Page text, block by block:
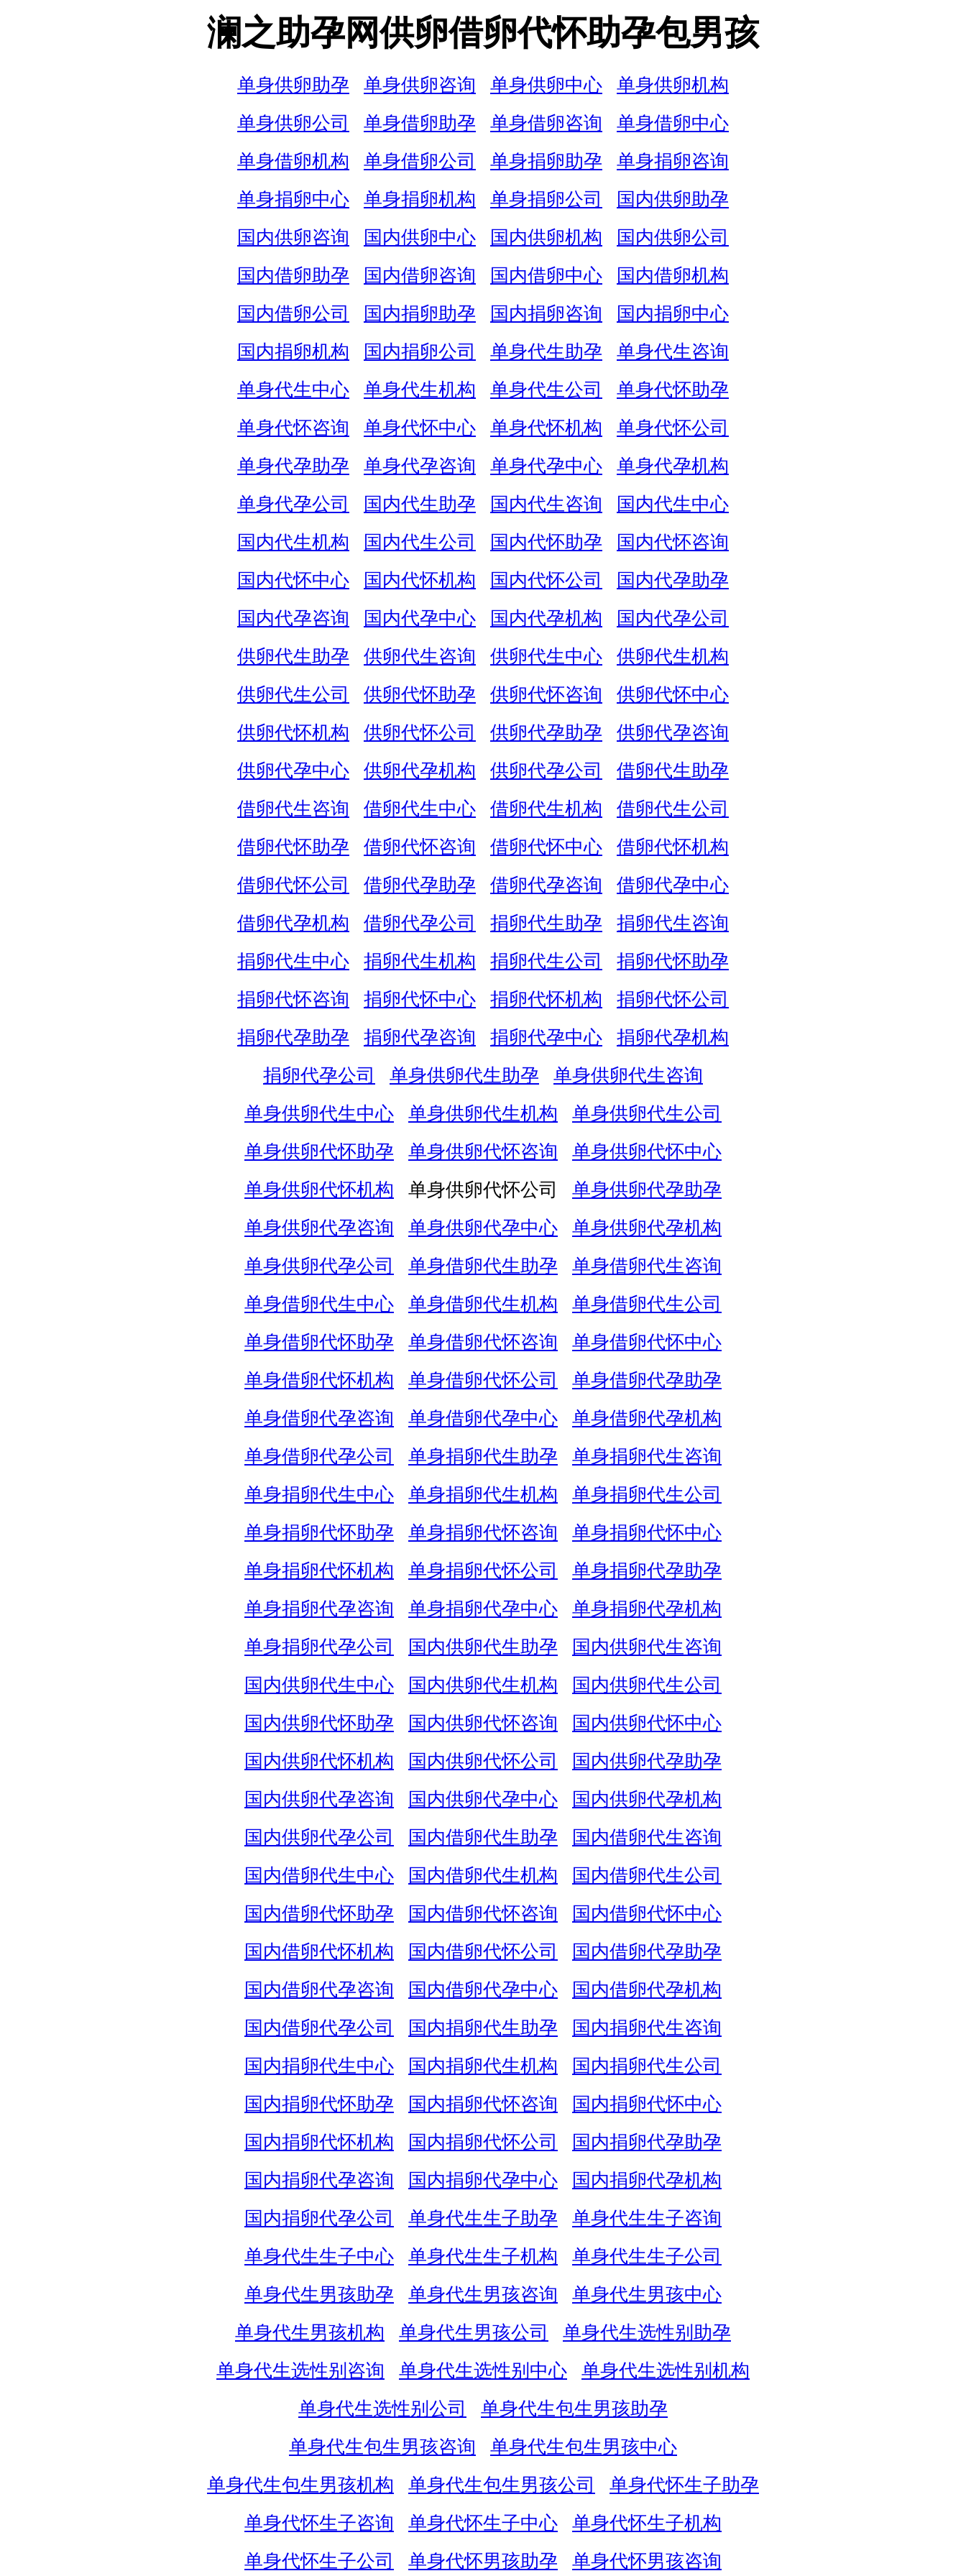
澜之助孕网供卵借卵代怀助孕包男孩
单身供卵助孕 单身供卵咨询 单身供卵中心
单身供卵机构
单身供卵公司
单身借卵助孕 单身借卵咨询
单身借卵中心
单身借卵机构
单身借卵公司 单身捐卵助孕
单身捐卵咨询
单身捐卵中心
单身捐卵机构 单身捐卵公司
国内供卵助孕
国内供卵咨询
国内供卵中心 国内供卵机构
国内供卵公司
国内借卵助孕
国内借卵咨询 国内借卵中心
国内借卵机构
国内借卵公司
国内捐卵助孕 国内捐卵咨询
国内捐卵中心
国内捐卵机构
国内捐卵公司 单身代生助孕
单身代生咨询
单身代生中心
单身代生机构 单身代生公司
单身代怀助孕
单身代怀咨询
单身代怀中心 单身代怀机构
单身代怀公司
单身代孕助孕
单身代孕咨询 单身代孕中心
单身代孕机构
单身代孕公司
国内代生助孕 国内代生咨询
国内代生中心
国内代生机构
国内代生公司 国内代怀助孕
国内代怀咨询
国内代怀中心
国内代怀机构 国内代怀公司
国内代孕助孕
国内代孕咨询
国内代孕中心 国内代孕机构
国内代孕公司
供卵代生助孕
供卵代生咨询 供卵代生中心
供卵代生机构
供卵代生公司
供卵代怀助孕 供卵代怀咨询
供卵代怀中心
供卵代怀机构
供卵代怀公司 供卵代孕助孕
供卵代孕咨询
供卵代孕中心
供卵代孕机构 供卵代孕公司
借卵代生助孕
借卵代生咨询
借卵代生中心 借卵代生机构
借卵代生公司
借卵代怀助孕
借卵代怀咨询 借卵代怀中心
借卵代怀机构
借卵代怀公司
借卵代孕助孕 借卵代孕咨询
借卵代孕中心
借卵代孕机构
借卵代孕公司 捐卵代生助孕
捐卵代生咨询
捐卵代生中心
捐卵代生机构 捐卵代生公司
捐卵代怀助孕
捐卵代怀咨询
捐卵代怀中心 捐卵代怀机构
捐卵代怀公司
捐卵代孕助孕
捐卵代孕咨询 捐卵代孕中心
捐卵代孕机构
捐卵代孕公司
单身供卵代生助孕
单身供卵代生咨询
单身供卵代生中心
单身供卵代生机构
单身供卵代生公司
单身供卵代怀助孕
单身供卵代怀咨询
单身供卵代怀中心
单身供卵代怀机构
单身供卵代怀公司
单身供卵代孕助孕
单身供卵代孕咨询
单身供卵代孕中心
单身供卵代孕机构
单身供卵代孕公司
单身借卵代生助孕
单身借卵代生咨询
单身借卵代生中心
单身借卵代生机构
单身借卵代生公司
单身借卵代怀助孕
单身借卵代怀咨询
单身借卵代怀中心
单身借卵代怀机构
单身借卵代怀公司
单身借卵代孕助孕
单身借卵代孕咨询
单身借卵代孕中心
单身借卵代孕机构
单身借卵代孕公司
单身捐卵代生助孕
单身捐卵代生咨询
单身捐卵代生中心
单身捐卵代生机构
单身捐卵代生公司
单身捐卵代怀助孕
单身捐卵代怀咨询
单身捐卵代怀中心
单身捐卵代怀机构
单身捐卵代怀公司
单身捐卵代孕助孕
单身捐卵代孕咨询
单身捐卵代孕中心
单身捐卵代孕机构
单身捐卵代孕公司
国内供卵代生助孕
国内供卵代生咨询
国内供卵代生中心
国内供卵代生机构
国内供卵代生公司
国内供卵代怀助孕
国内供卵代怀咨询
国内供卵代怀中心
国内供卵代怀机构
国内供卵代怀公司
国内供卵代孕助孕
国内供卵代孕咨询
国内供卵代孕中心
国内供卵代孕机构
国内供卵代孕公司
国内借卵代生助孕
国内借卵代生咨询
国内借卵代生中心
国内借卵代生机构
国内借卵代生公司
国内借卵代怀助孕
国内借卵代怀咨询
国内借卵代怀中心
国内借卵代怀机构
国内借卵代怀公司
国内借卵代孕助孕
国内借卵代孕咨询
国内借卵代孕中心
国内借卵代孕机构
国内借卵代孕公司
国内捐卵代生助孕
国内捐卵代生咨询
国内捐卵代生中心
国内捐卵代生机构
国内捐卵代生公司
国内捐卵代怀助孕
国内捐卵代怀咨询
国内捐卵代怀中心
国内捐卵代怀机构
国内捐卵代怀公司
国内捐卵代孕助孕
国内捐卵代孕咨询
国内捐卵代孕中心
国内捐卵代孕机构
国内捐卵代孕公司
单身代生生子助孕
单身代生生子咨询
单身代生生子中心
单身代生生子机构
单身代生生子公司
单身代生男孩助孕
单身代生男孩咨询
单身代生男孩中心
单身代生男孩机构
单身代生男孩公司
单身代生选性别助孕
单身代生选性别咨询
单身代生选性别中心
单身代生选性别机构
单身代生选性别公司
单身代生包生男孩助孕
单身代生包生男孩咨询
单身代生包生男孩中心
单身代生包生男孩机构
单身代生包生男孩公司
单身代怀生子助孕
单身代怀生子咨询
单身代怀生子中心
单身代怀生子机构
单身代怀生子公司
单身代怀男孩助孕 单身代怀男孩咨询